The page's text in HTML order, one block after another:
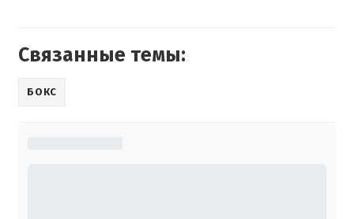
Связанные темы:
БОКС